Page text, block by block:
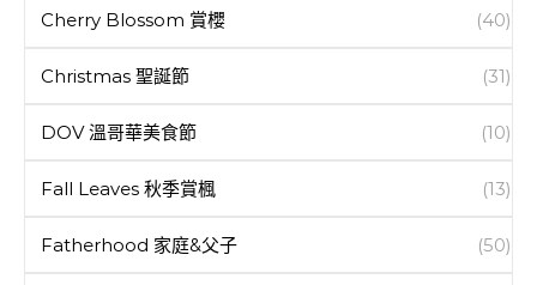
Cherry Blossom 賞櫻 (40)
Christmas 聖誕節 (31)
DOV 溫哥華美食節 (10)
Fall Leaves 秋季賞楓 (13)
Fatherhood 家庭&父子 (50)